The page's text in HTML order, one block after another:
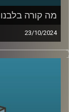
מה קורה
23/10/2024
מה לא נאמר כבר
אין ספק שיש לנו
שמכנים אותו
למעשה מדובר